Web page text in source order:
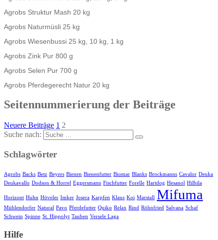
Agrobs Struktur Mash 20 kg
Agrobs Naturmüsli 25 kg
Agrobs Wiesenbussi 25 kg, 10 kg, 1 kg
Agrobs Zink Pur 800 g
Agrobs Selen Pur 700 g
Agrobs Pferdegerecht Natur 20 kg
Seitennummerierung der Beiträge
Neuere Beiträge 1 2
Suche nach:
Schlagwörter
Agrobs Backs Betz Beyers Bienen Bienenfutter Biomar Blanks Brockmanns Cavalor Deuka
Deukavallo Dodson & Horrel Eggersmann Fischfutter Forelle Hartdog Hesanol Hilbila
Horizont Huhn Höveler Imker Josera Karpfen Klaus Koi Marstall Mifuma
Mühlendorfer Natural Pavo Pferdefutter Quiko Relax Rind Röhnfried Salvana Schaf
Schwein Spinne St. Hippolyt Tauben Versele Laga
Hilfe